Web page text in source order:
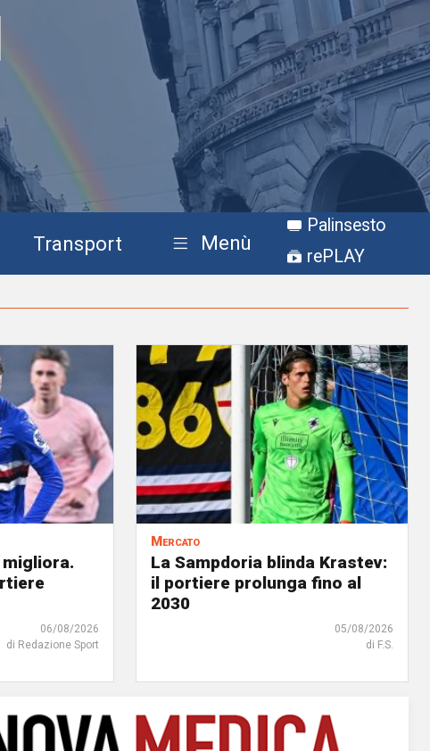
Transport Menù
Palinsesto
rePLAY
migliora.
06/08/2026
di Redazione Sport
Mercato
La Sampdoria blinda Krastev:
il portiere prolunga fino al
2030
05/08/2026
di F.S.